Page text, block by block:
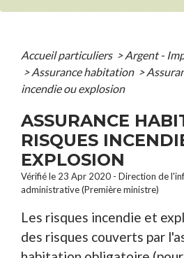
Accueil particuliers > Argent -
> Assurance habitation >
incendie ou explosion
ASSURANCE
RISQUES
EXPLOSION
Vérifié le 23 Apr 2020 - Direction de
administrative (Première ministre)
Les risques incendie et
des risques couverts par